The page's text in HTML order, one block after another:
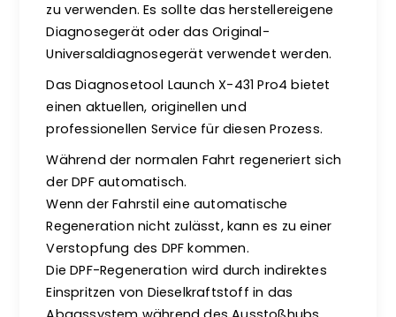
zu verwenden. Es sollte das herstellereigene
Diagnosegerät oder das Original-
Universaldiagnosegerät verwendet werden.
Das Diagnosetool Launch X-431 Pro4 bietet
einen aktuellen, originellen und
professionellen Service für diesen Prozess.
Während der normalen Fahrt regeneriert sich
der DPF automatisch.
Wenn der Fahrstil eine automatische
Regeneration nicht zulässt, kann es zu einer
Verstopfung des DPF kommen.
Die DPF-Regeneration wird durch indirektes
Einspritzen von Dieselkraftstoff in das